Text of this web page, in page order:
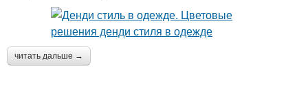
читать дальше →